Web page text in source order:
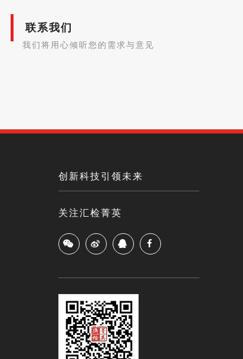
联系我们
我们将用心倾听您的需求与意见
创新科技引领未来
关注汇检菁英